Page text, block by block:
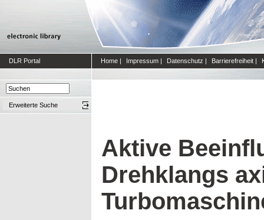
DLR Portal Home | Impressum | Datenschutz | Barrierefreiheit |
Erweiterte Suche
Aktive
Drehklangs